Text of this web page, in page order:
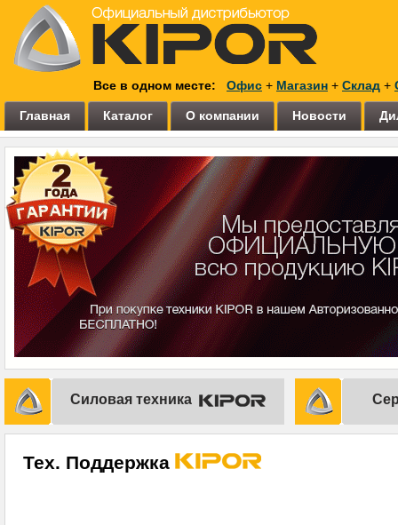
Все в одном месте: Офис + Магазин + Склад +
Главная Каталог О компании Новости
Силовая техника
Тех. Поддержка